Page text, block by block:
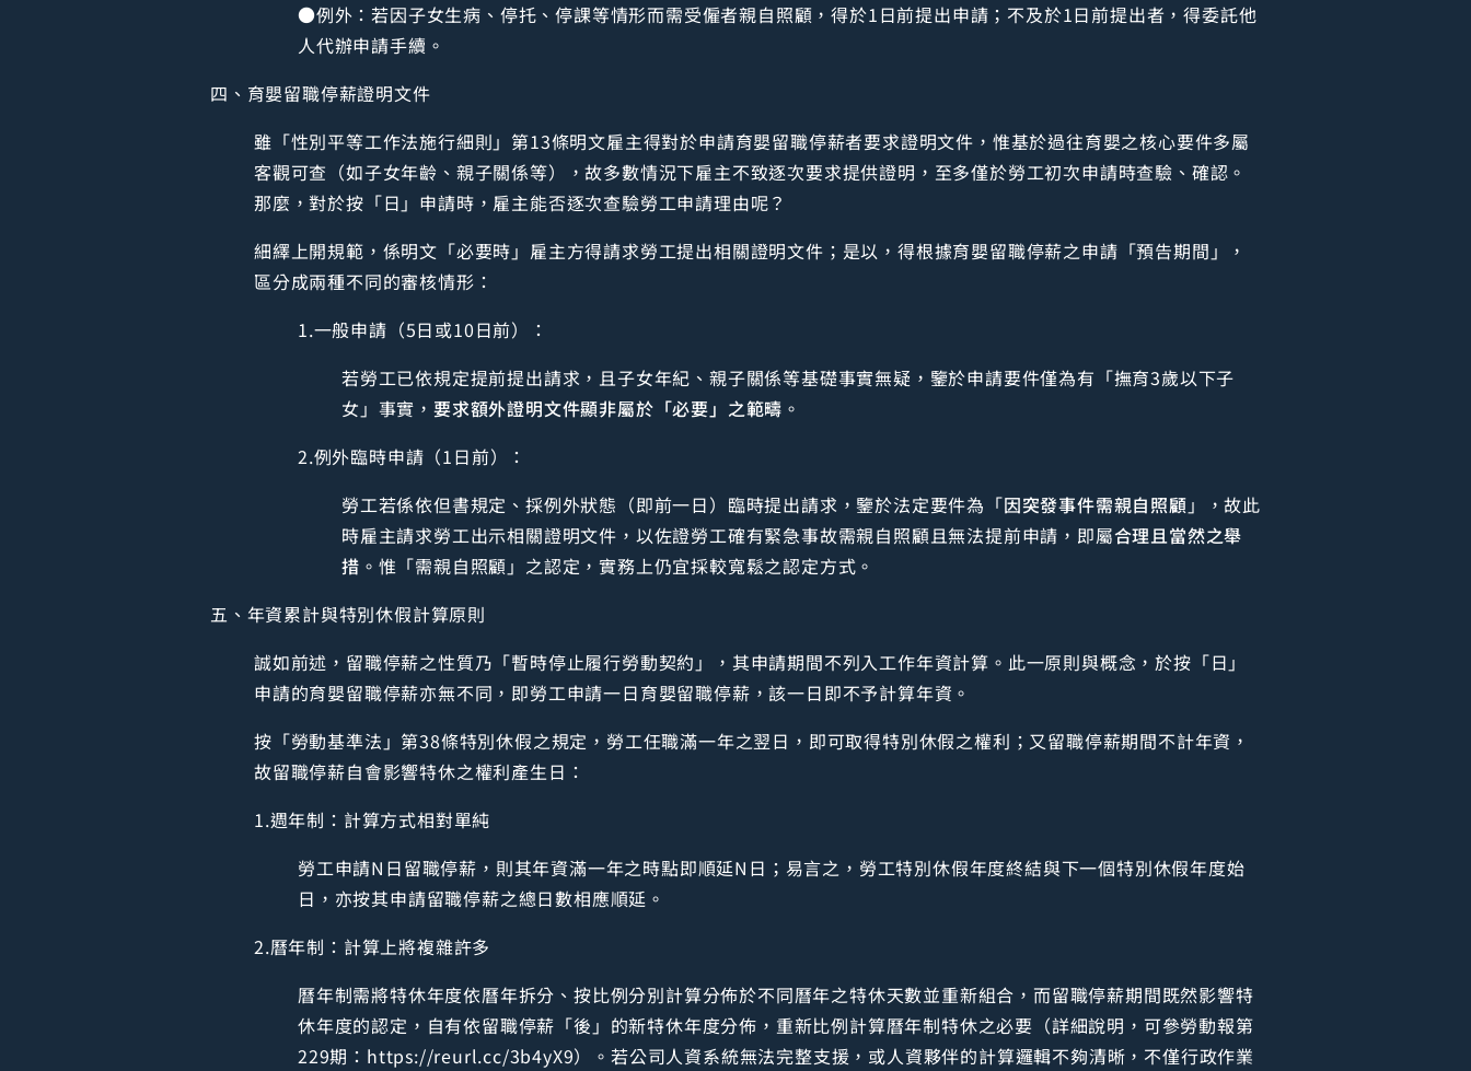
●例外：若因子女生病、停托、停課等情形而需受僱者親自照顧，得於1日前提出申請；不及於1日前提出者，得委託他
人代辦申請手續。
四、育嬰留職停薪證明文件
雖「性別平等工作法施行細則」第13條明文雇主得對於申請育嬰留職停薪者要求證明文件，惟基於過往育嬰之核心要件多屬
客觀可查（如子女年齡、親子關係等），故多數情況下雇主不致逐次要求提供證明，至多僅於勞工初次申請時查驗、確認。
那麼，對於按「日」申請時，雇主能否逐次查驗勞工申請理由呢？
細繹上開規範，係明文「必要時」雇主方得請求勞工提出相關證明文件；是以，得根據育嬰留職停薪之申請「預告期間」，
區分成兩種不同的審核情形：
1.一般申請（5日或10日前）：
若勞工已依規定提前提出請求，且子女年紀、親子關係等基礎事實無疑，鑒於申請要件僅為有「撫育3歲以下子
女」事實， 要求額外證明文件顯非屬於「必要」之範疇 。
2.例外臨時申請（1日前）：
勞工若係依但書規定、採例外狀態（即前一日）臨時提出請求，鑒於法定要件為「因突發事件需親自照顧 」，故此
時雇主請求勞工出示相關證明文件，以佐證勞工確有緊急事故需親自照顧且無法提前申請，即屬合理且當然之舉
措 。惟「需親自照顧」之認定，實務上仍宜採較寬鬆之認定方式。
五、年資累計與特別休假計算原則
誠如前述，留職停薪之性質乃「暫時停止履行勞動契約」，其申請期間不列入工作年資計算。此一原則與概念，於按「日」
申請的育嬰留職停薪亦無不同，即勞工申請一日育嬰留職停薪，該一日即不予計算年資。
按「勞動基準法」第38條特別休假之規定，勞工任職滿一年之翌日，即可取得特別休假之權利；又留職停薪期間不計年資，
故留職停薪自會影響特休之權利產生日：
1.週年制：計算方式相對單純
勞工申請N日留職停薪，則其年資滿一年之時點即順延N日；易言之，勞工特別休假年度終結與下一個特別休假年度始
日，亦按其申請留職停薪之總日數相應順延。
2.曆年制：計算上將複雜許多
曆年制需將特休年度依曆年拆分、按比例分別計算分佈於不同曆年之特休天數並重新組合，而留職停薪期間既然影響特
休年度的認定，自有依留職停薪「後」的新特休年度分佈，重新比例計算曆年制特休之必要（詳細說明，可參勞動報第
229期：https://reurl.cc/3b4yX9）。若公司人資系統無法完整支援，或人資夥伴的計算邏輯不夠清晰，不僅行政作業